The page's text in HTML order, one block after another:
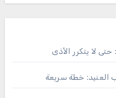
لا يتكرر الأذى
العنيد: خطة سريعة